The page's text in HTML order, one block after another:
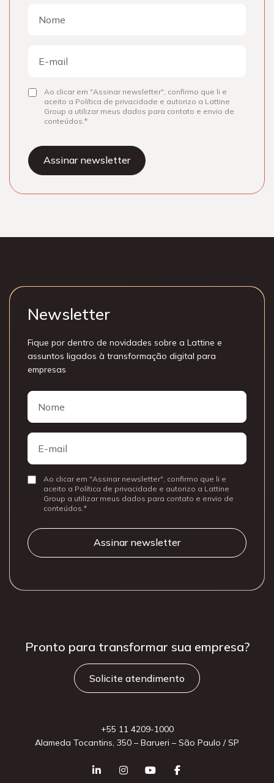
mail
ConsentirAo clicar em "Assinar newsletter", confirmo que li e
aceito a Política de privacidade e autorizo a Lattine
Group a utilizar meus dados para contato e envio de
conteúdos.
Newsletter
Fique por dentro de novidades sobre a Lattine e
assuntos ligados à transformação digital para
empresas
Nome
E-
mail
ConsentirAo clicar em "Assinar newsletter", confirmo que li e
aceito a Política de privacidade e autorizo a Lattine
Group a utilizar meus dados para contato e envio de
conteúdos.
Pronto para transformar sua empresa?
Solicite atendimento
+55 11 4209-1000
Alameda Tocantins, 350 – Barueri – São Paulo / SP